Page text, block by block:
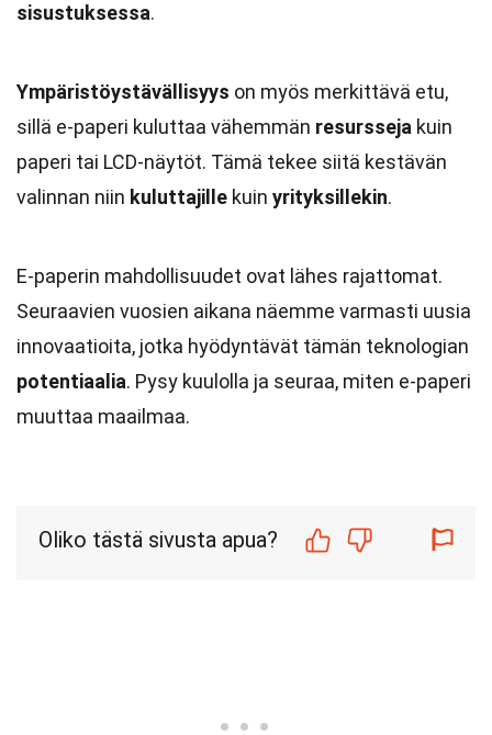
sisustuksessa.
Ympäristöystävällisyys on myös merkittävä etu,
sillä e-paperi kuluttaa vähemmän resursseja kuin
paperi tai LCD-näytöt. Tämä tekee siitä kestävän
valinnan niin kuluttajille kuin yrityksillekin.
E-paperin mahdollisuudet ovat lähes rajattomat.
Seuraavien vuosien aikana näemme varmasti uusia
innovaatioita, jotka hyödyntävät tämän teknologian
potentiaalia. Pysy kuulolla ja seuraa, miten e-paperi
muuttaa maailmaa.
Oliko tästä sivusta apua?